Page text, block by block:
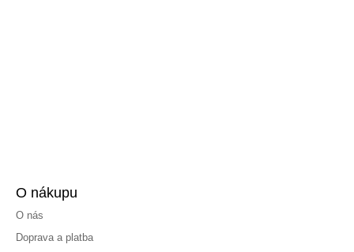
O nákupu
O nás
Doprava a platba